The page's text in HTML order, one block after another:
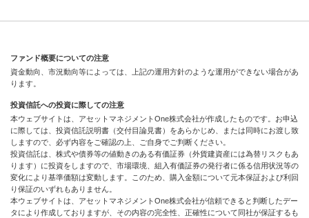
ファンド概要についての注意
資金動向、市況動向等によっては、上記の運用方針のような運用ができない場合があ
ります。
投資信託への投資に際しての注意
本ウェブサイトは、アセットマネジメントOne株式会社が作成したものです。お申込
に際しては、投資信託説明書（交付目論見書）をあらかじめ、または同時にお渡し致
しますので、必ず内容をご確認の上、ご自身でご判断ください。
投資信託は、株式や債券等の値動きのある有価証券（外貨建資産には為替リスクもあ
ります）に投資をしますので、市場環境、組入有価証券の発行者に係る信用状況等の
変化により基準価額は変動します。このため、購入金額について元本保証および利回
り保証のいずれもありません。
本ウェブサイトは、アセットマネジメントOne株式会社が信頼できると判断したデー
タにより作成しておりますが、その内容の完全性、正確性について同社が保証するも